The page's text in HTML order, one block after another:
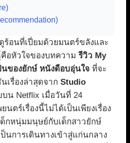
ร้อนที่เปี่ยมด้วยมนตร์ขลังและ
อหัวใจของบทความรีวิว My
ของยักษ์ หนังดีอบอุ่นใจ ที่จะ
เรื่องล่าสุดจาก Studio
น Netflix เมื่อวันที่ 24
ตร์เรื่องนี้ไม่ได้เป็นเพียงเรื่อง
กหนุ่มมนุษย์กับเด็กสาวยักษ์
นการเดินทางเข้าสู่แก่นกลาง